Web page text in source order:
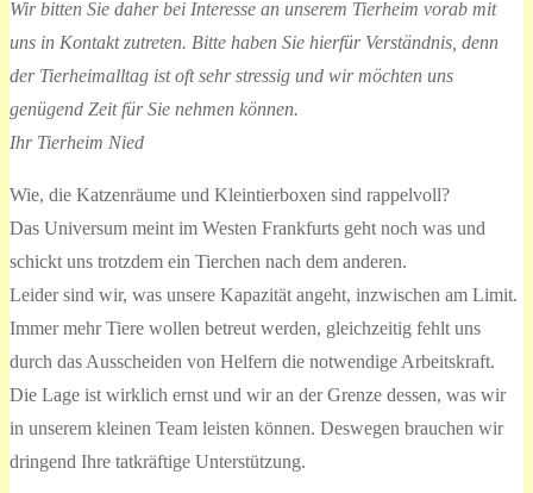
Wir bitten Sie daher bei Interesse an unserem Tierheim vorab mit
uns in Kontakt zutreten. Bitte haben Sie hierfür Verständnis, denn
der Tierheimalltag ist oft sehr stressig und wir möchten uns
genügend Zeit für Sie nehmen können.
Ihr Tierheim Nied
Wie, die Katzenräume und Kleintierboxen sind rappelvoll?
Das Universum meint im Westen Frankfurts geht noch was und
schickt uns trotzdem ein Tierchen nach dem anderen.
Leider sind wir, was unsere Kapazität angeht, inzwischen am Limit.
Immer mehr Tiere wollen betreut werden, gleichzeitig fehlt uns
durch das Ausscheiden von Helfern die notwendige Arbeitskraft.
Die Lage ist wirklich ernst und wir an der Grenze dessen, was wir
in unserem kleinen Team leisten können. Deswegen brauchen wir
dringend Ihre tatkräftige Unterstützung.